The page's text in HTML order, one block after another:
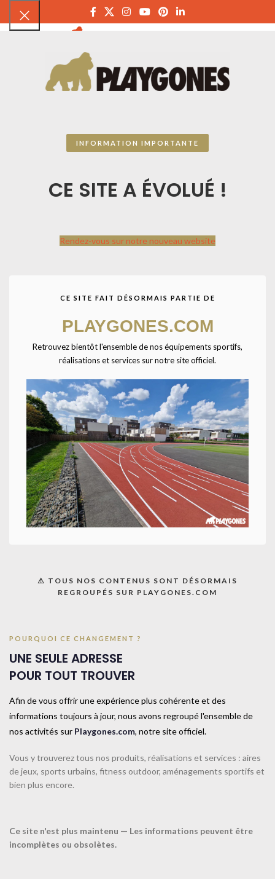
INFORMATION IMPORTANTE
CE SITE A ÉVOLUÉ !
Rendez-vous sur notre nouveau website
CE SITE FAIT DÉSORMAIS PARTIE DE
PLAYGONES.COM
Retrouvez bientôt l'ensemble de nos équipements sportifs,
réalisations et services sur notre site officiel.
⚠ TOUS NOS CONTENUS SONT DÉSORMAIS
REGROUPÉS SUR PLAYGONES.COM
POURQUOI CE CHANGEMENT ?
UNE SEULE ADRESSE
POUR TOUT TROUVER
Afin de vous offrir une expérience plus cohérente et des
informations toujours à jour, nous avons regroupé l'ensemble de
nos activités sur Playgones.com, notre site officiel.
Vous y trouverez tous nos produits, réalisations et services : aires
de jeux, sports urbains, fitness outdoor, aménagements sportifs et
bien plus encore.
Ce site n'est plus maintenu — Les informations peuvent être
incomplètes ou obsolètes.
Accueil CATALOGUE SPORTPLAY
Renforcement musculaire
Sand bag / Sac du musculation 20 kg-
20Kg-
Sac en revêtement vinyle noir avec 3 sangles renforcées de préhension
et de maintien. Poids identifiable sur chaque côté du sac. Pour la
préparation physique, la pratique du Cross Training et du Crossfit.